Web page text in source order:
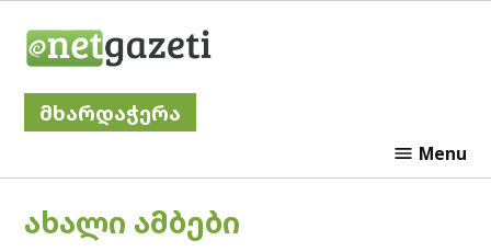
მხარდაჭერა
Menu
POSTED
ᲐᲮᲐᲚᲘ ᲐᲛᲑᲔᲑᲘ